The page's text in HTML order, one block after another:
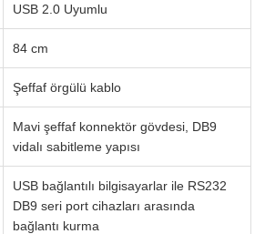
USB 2.0 Uyumlu
84 cm
Şeffaf örgülü kablo
Mavi şeffaf konnektör gövdesi, DB9
vidalı sabitleme yapısı
USB bağlantılı bilgisayarlar ile RS232
DB9 seri port cihazları arasında
bağlantı kurma